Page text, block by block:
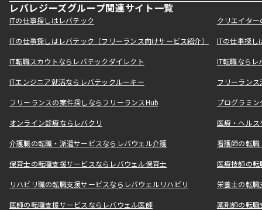
レバレジーズグループ関連サイト一覧
ITの仕事探しはレバテック クリエイタ
ITの仕事探しはレバテック（フリーランス向けサービス紹介） ITの仕事探
IT転職スカウトならレバテックダイレクト IT転職なら
ITエンジニア就活ならレバテックルーキー フリーラン
フリーランスの案件探しならフリーランスHub プログラミ
オンライン診療ならレバクリ 医療・ヘル
介護職の転職・派遣サービスならレバウェル介護 看護師の転
保育士の転職支援サービスならレバウェル保育士 医療技師の
リハビリ職の転職支援サービスならレバウェルリハビリ 栄養士の転
医師の転職支援サービスならレバウェル医師 薬剤師の転